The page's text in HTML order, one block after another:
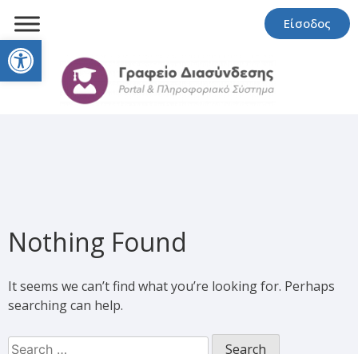
Open toolbar
Είσοδος
Nothing Found
It seems we can’t find what you’re looking for. Perhaps
searching can help.